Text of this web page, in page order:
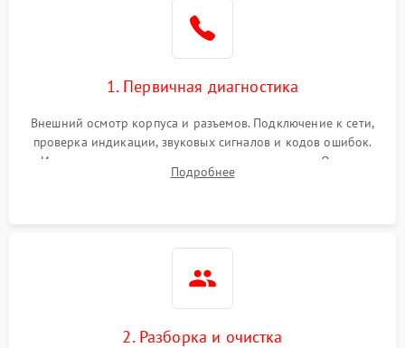
1. Первичная диагностика
Внешний осмотр корпуса и разъемов. Подключение к сети,
проверка индикации, звуковых сигналов и кодов ошибок.
Измерение входного и выходного напряжения. Оценка
реакции ИБП на отключение основного питания без
Подробнее
2. Разборка и очистка